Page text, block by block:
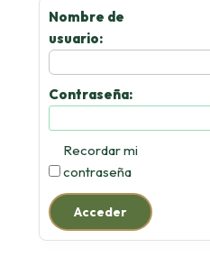
Nombre de
usuario:
Contraseña:
Recordar mi
contraseña
Acceder